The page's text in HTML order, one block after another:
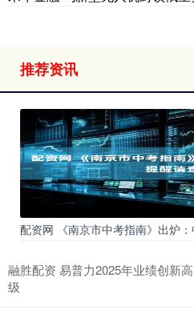
推荐资讯
配资网 《南京市中考指南》出炉
融胜配资 易普力2025年业绩创新
级